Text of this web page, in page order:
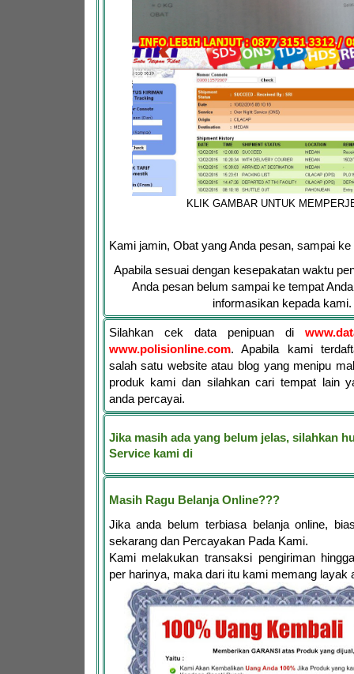
KLIK GAMBAR UNTUK
Kami jamin, Obat yang Anda pesan, sampai ke
Apabila sesuai dengan kesepakatan waktu
Anda pesan belum sampai ke tempat
informasikan kepada kami.
Silahkan cek data penipuan di
www.polisionline.com. Apabila kami
salah satu website atau blog yang menipu
produk kami dan silahkan cari tempat lain
anda percayai.
Jika masih ada yang belum jelas, silahkan
Service kami di
Masih Ragu Belanja Online???
Jika anda belum terbiasa belanja online,
sekarang dan Percayakan Pada Kami.
Kami melakukan transaksi pengiriman
per harinya, maka dari itu kami memang layak